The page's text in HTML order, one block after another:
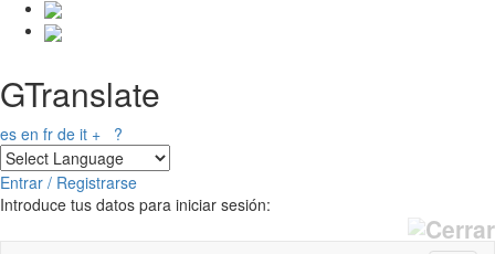
GTranslate
es en fr de it + ?
Entrar / Registrarse
Introduce tus datos para iniciar sesión: